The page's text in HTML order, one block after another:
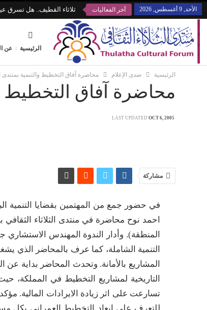
الأحد, 9 أغسطس, 2026 أخر الفعاليات ثلاثاء القطيف.. هل تسرق
الرئيسية عن
الرئيسية صدى الإعلام محاضرة آفاق التخطيط والتنمية بمنتدى
محاضرة آفاق التخطيط
LAST UPDATED OCT 6, 2005
مشاركة
في حضور جمع من المهتمين بقضايا التنمية
احمد نوح محاضرة في منتدى الثلاثاء
المنطقة). وأدار الندوة المهندس
التنمية الشاملة، كما عرف بالمحاضر الذي
المشاريع بالأمانة. وتحدث المحاضر بداية عن
التاريخية لمشاريع التخطيط في المملكة،
تسارعت على اثر زيادة الايرادات المالية.